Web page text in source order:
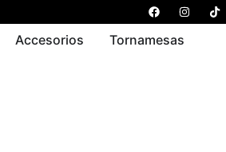
Accesorios
Tornamesas